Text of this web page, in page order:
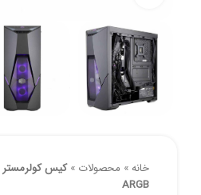
خانه» محصولات »
ARGB